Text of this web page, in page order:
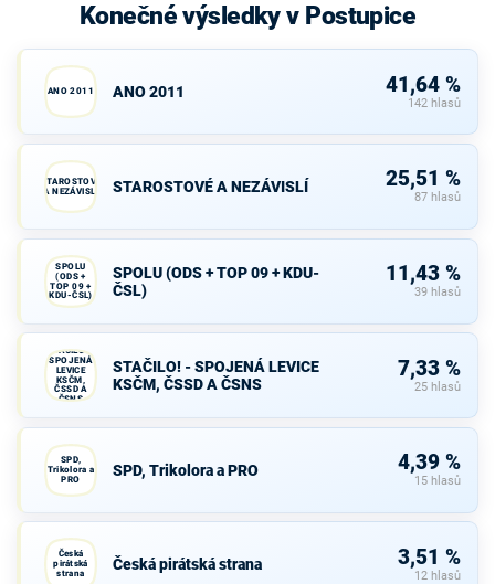
Konečné výsledky v Postupice
ANO 2011 ANO 2011 41,64 %
142 hlasů
STAROSTOVÉ
A NEZÁVISLÍ
STAROSTOVÉ A NEZÁVISLÍ 25,51 %
87 hlasů
SPOLU
(ODS +
TOP 09 +
KDU-ČSL)
SPOLU (ODS + TOP 09 + KDU-
ČSL)
11,43 %
39 hlasů
STAČILO! -
SPOJENÁ
LEVICE
KSČM,
ČSSD A
ČSNS
STAČILO! - SPOJENÁ LEVICE
KSČM, ČSSD A ČSNS
7,33 %
25 hlasů
SPD,
Trikolora a
PRO
SPD, Trikolora a PRO 4,39 %
15 hlasů
Česká
pirátská
strana
Česká pirátská strana 3,51 %
12 hlasů